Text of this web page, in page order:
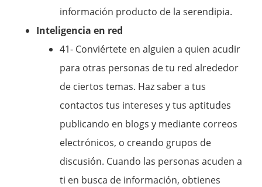
información producto de la serendipia.
Inteligencia en red
41- Conviértete en alguien a quien acudir
para otras personas de tu red alrededor
de ciertos temas. Haz saber a tus
contactos tus intereses y tus aptitudes
publicando en blogs y mediante correos
electrónicos, o creando grupos de
discusión. Cuando las personas acuden a
ti en busca de información, obtienes